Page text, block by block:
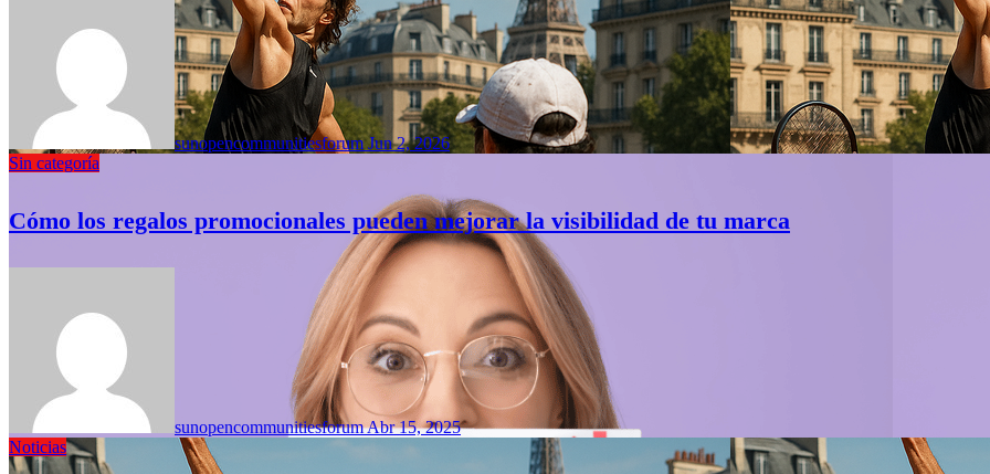
sunopencommunitiesforumJun 2, 2026
Sin categoría
Cómo los regalos promocionales pueden mejorar la visibilidad de tu marca
sunopencommunitiesforumAbr 15, 2025
Noticias